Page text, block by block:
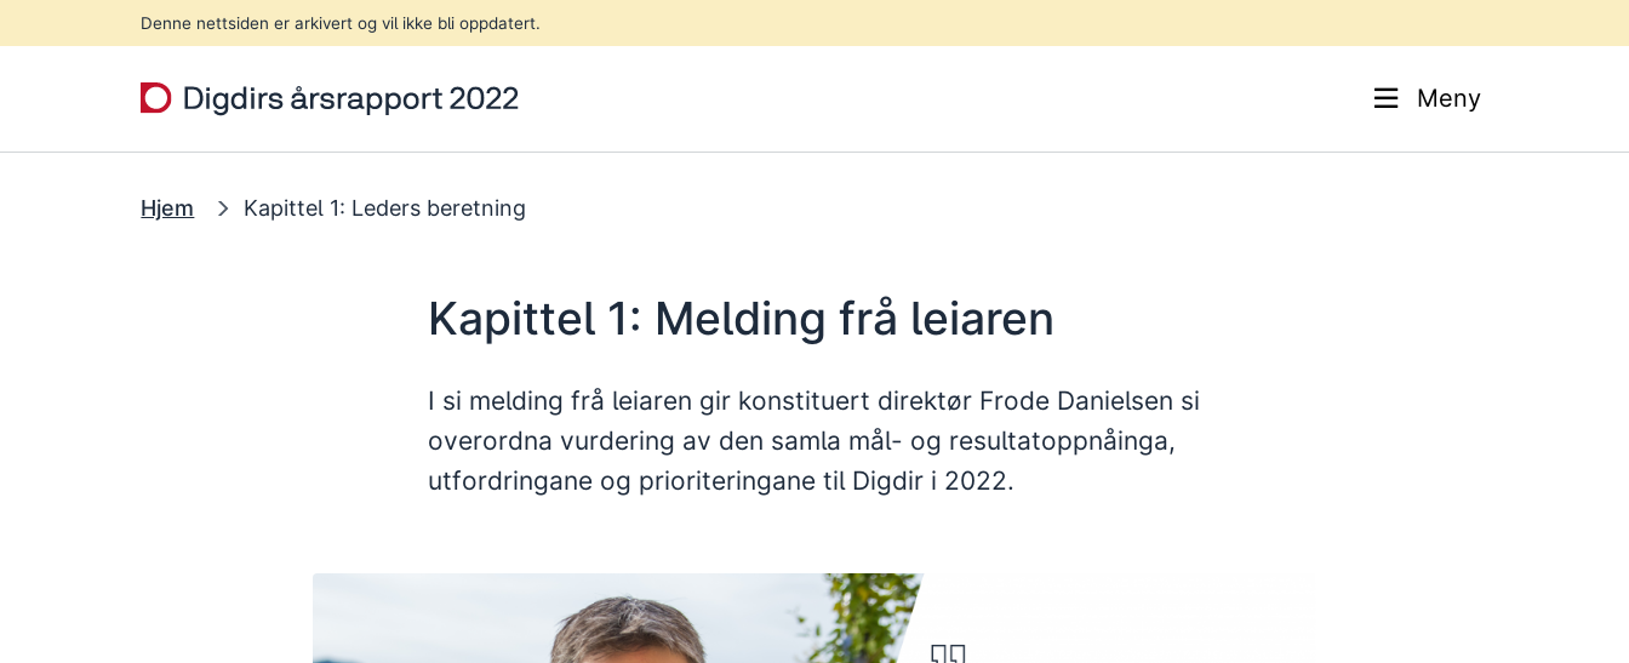
Hopp til hovedinnholdDenne nettsiden er arkivert og vil ikke bli oppdatert.
Meny
Hjem Kapittel 1: Leders beretning
Kapittel 1: Melding frå leiaren
I si melding frå leiaren gir konstituert direktør Frode Danielsen si
overordna vurdering av den samla mål- og resultatoppnåinga,
utfordringane og prioriteringane til Digdir i 2022.